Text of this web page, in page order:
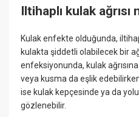
Iltihaplı kulak ağrısı
Kulak enfekte olduğunda,
kulakta şiddetli olabilecek bir
enfeksiyonunda, kulak
veya kusma da eşlik
ise kulak kepçesinde ya da
gözlenebilir.